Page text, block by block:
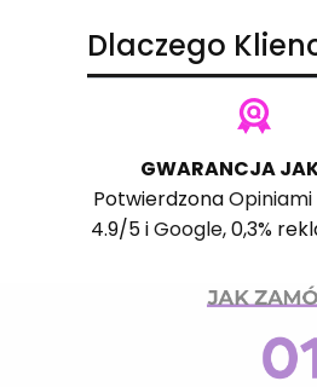
Dlaczego
GWARANCJA
Potwierdzona
4.9/5 iGoogle, 0,3%